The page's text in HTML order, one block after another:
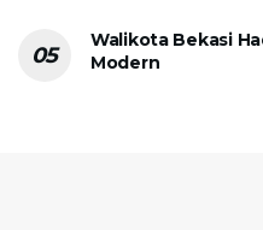
Walikota Bekasi
Modern